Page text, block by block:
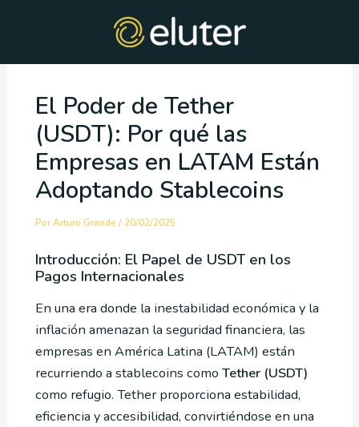
El Poder de Tether
(USDT): Por qué las
Empresas en LATAM Están
Adoptando Stablecoins
PorArturo Grande /20/02/2025
Introducción: El Papel de USDT en los
Pagos Internacionales
En una era donde la inestabilidad económica y la
inflación amenazan la seguridad financiera, las
empresas en América Latina (LATAM) están
recurriendo a stablecoins como Tether (USDT)
como refugio. Tether proporciona estabilidad,
eficiencia y accesibilidad, convirtiéndose en una